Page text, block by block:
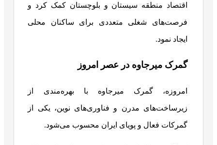
اقتصاد منطقه سیستان و بلوچستان کمک کرد و
فرصت‌های شغلی متعددی برای ساکنان محلی
ایجاد نمود.
گمرک میرجاوه در عصر امروز
امروزه، گمرک میرجاوه با بهره‌مندی از
زیرساخت‌های مدرن و فناوری‌های نوین، یکی از
گمرکات فعال و پویای ایران محسوب می‌شود.